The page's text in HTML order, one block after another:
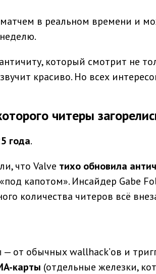
в реальном времени и
который смотрит не
красиво. Но всех
читеры
года.
что Valve тихо обновила
капотом». Инсайдер Gabe
количества читеров всё
от обычных wallhack’ов и
карты (отдельные железки,